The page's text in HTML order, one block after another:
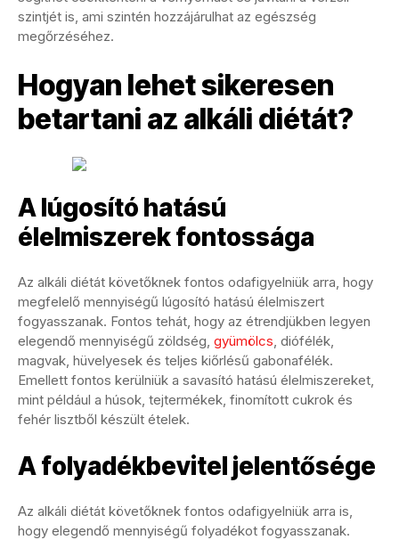
szintjét is, ami szintén hozzájárulhat az egészség
megőrzéséhez.
Hogyan lehet sikeresen
betartani az alkáli diétát?
A lúgosító hatású
élelmiszerek fontossága
Az alkáli diétát követőknek fontos odafigyelniük arra, hogy
megfelelő mennyiségű lúgosító hatású élelmiszert
fogyasszanak. Fontos tehát, hogy az étrendjükben legyen
elegendő mennyiségű zöldség, gyümölcs, diófélék,
magvak, hüvelyesek és teljes kiőrlésű gabonafélék.
Emellett fontos kerülniük a savasító hatású élelmiszereket,
mint például a húsok, tejtermékek, finomított cukrok és
fehér lisztből készült ételek.
A folyadékbevitel jelentősége
Az alkáli diétát követőknek fontos odafigyelniük arra is,
hogy elegendő mennyiségű folyadékot fogyasszanak.